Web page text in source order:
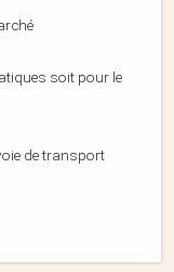
soit pour le
de transport